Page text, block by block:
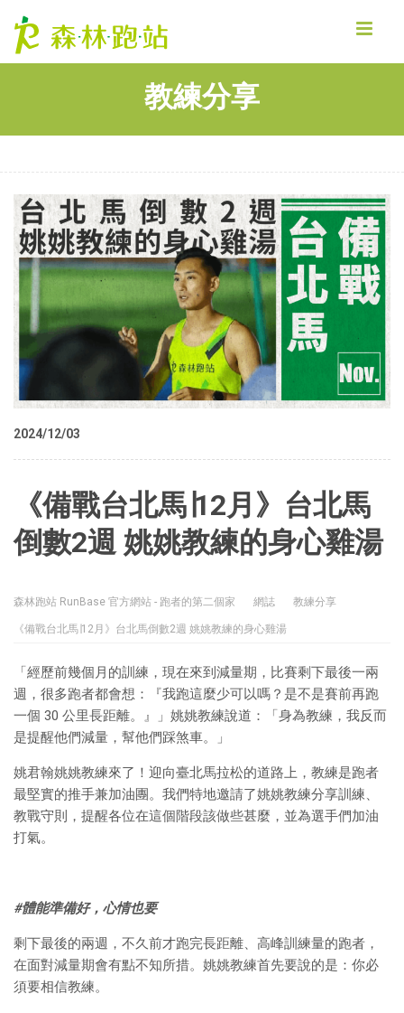
教練分享
2024/12/03
《備戰台北馬∣12月》台北馬
倒數2週 姚姚教練的身心雞湯
森林跑站 RunBase 官方網站 - 跑者的第二個家 網誌 教練分享
《備戰台北馬∣12月》台北馬倒數2週 姚姚教練的身心雞湯
「經歷前幾個月的訓練，現在來到減量期，比賽剩下最後一兩
週，很多跑者都會想：『我跑這麼少可以嗎？是不是賽前再跑
一個 30 公里長距離。』」姚姚教練說道：「身為教練，我反而
是提醒他們減量，幫他們踩煞車。」
姚君翰姚姚教練來了！迎向臺北馬拉松的道路上，教練是跑者
最堅實的推手兼加油團。我們特地邀請了姚姚教練分享訓練、
教戰守則，提醒各位在這個階段該做些甚麼，並為選手們加油
打氣。
#體能準備好，心情也要
剩下最後的兩週，不久前才跑完長距離、高峰訓練量的跑者，
在面對減量期會有點不知所措。姚姚教練首先要說的是：你必
須要相信教練。